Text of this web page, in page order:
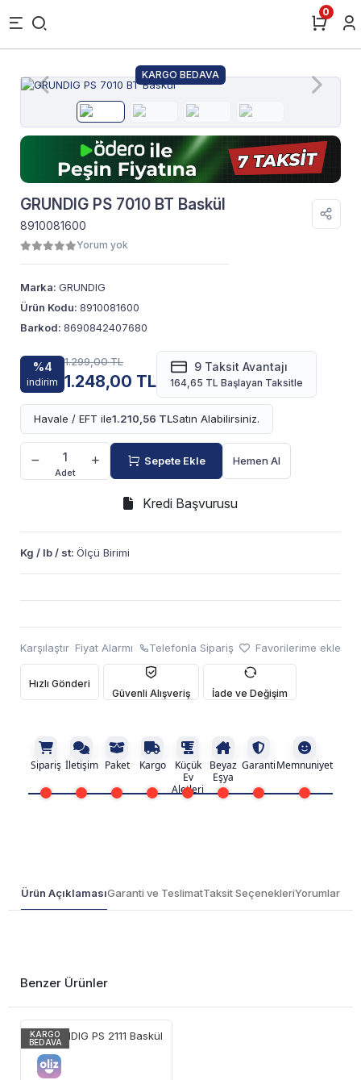
0
KARGO BEDAVA
GRUNDIG PS 7010 BT Baskül
8910081600
Yorum yok
Marka: GRUNDIG
Ürün Kodu: 8910081600
Barkod: 8690842407680
%4
indirim
1.299,00 TL
1.248,00 TL
9 Taksit Avantajı
164,65 TL Başlayan Taksitle
Havale / EFT ile1.210,56 TLSatın Alabilirsiniz.
Adet
Sepete Ekle Hemen Al
Kredi Başvurusu
Kg / lb / st: Ölçü Birimi
Karşılaştır Fiyat Alarmı Telefonla Sipariş Favorilerime ekle
Hızlı Gönderi
Güvenli Alışveriş
İade ve Değişim
Sipariş İletişim Paket Kargo
Küçük
Ev
Aletleri
Beyaz
Eşya
GarantiMemnuniyet
Ürün AçıklamasıGaranti ve TeslimatTaksit SeçenekleriYorumlar
Benzer Ürünler
KARGO
BEDAVA